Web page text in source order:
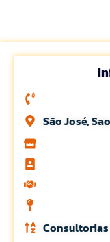
São José,
Consultorias